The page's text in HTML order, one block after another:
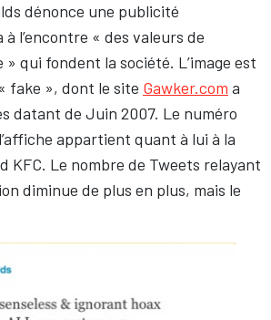
dénonce une publicité
l’encontre « des valeurs de
qui fondent la société. L’image est
fake », dont le site Gawker.com a
datant de Juin 2007. Le numéro
appartient quant à lui à la
KFC. Le nombre de Tweets relayant
diminue de plus en plus, mais le